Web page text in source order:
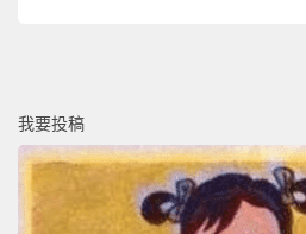
我要投稿